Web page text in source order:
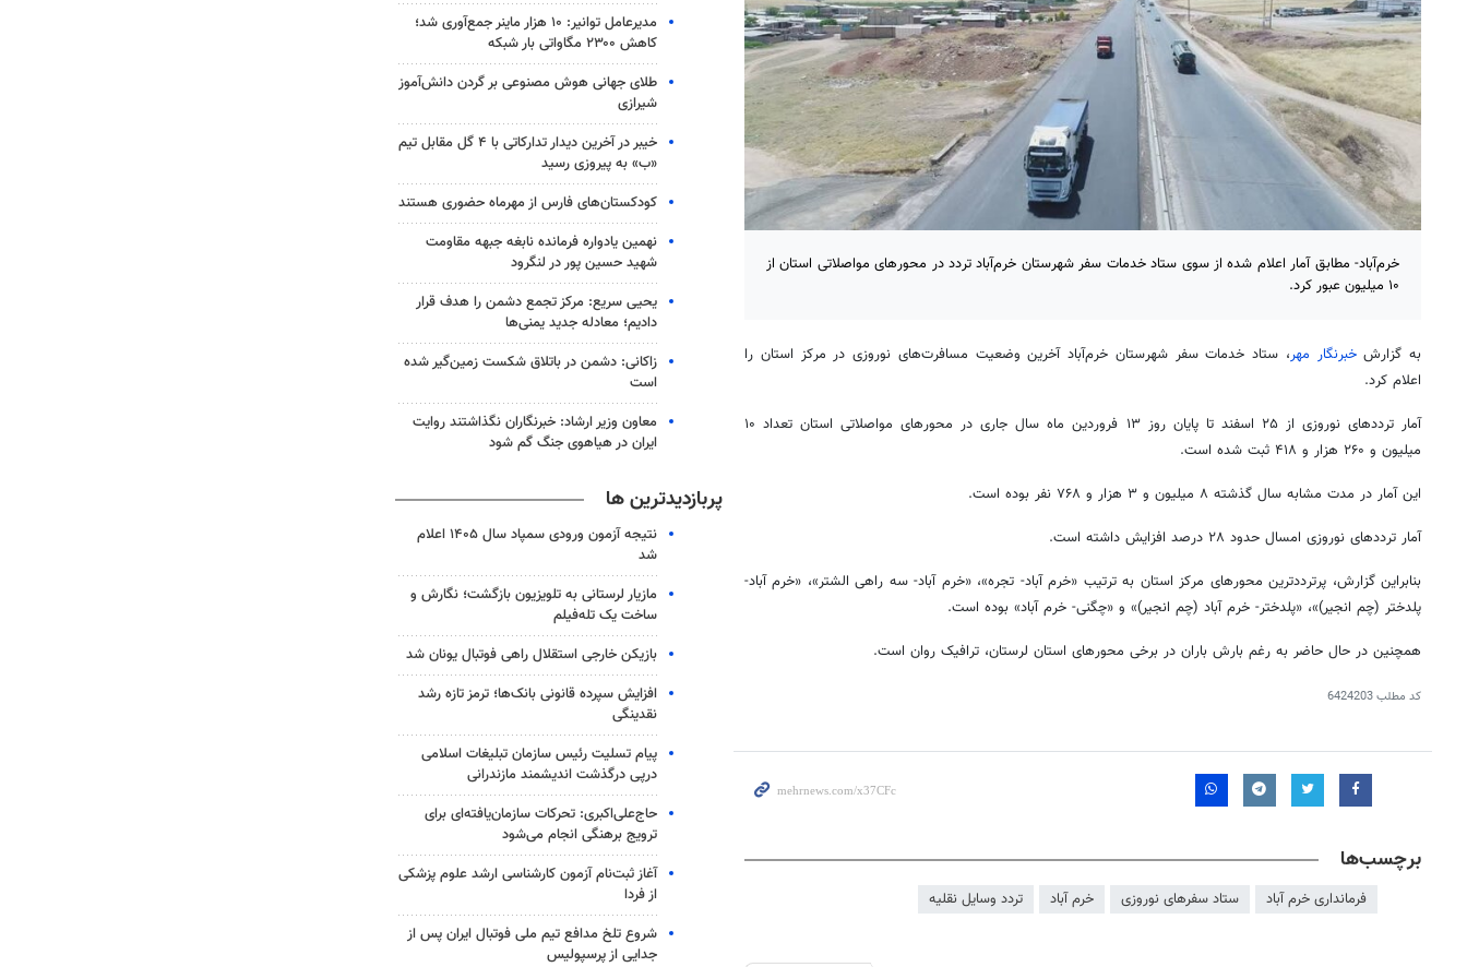
خرم‌آباد- مطابق آمار اعلام شده از سوی ستاد خدمات سفر شهرستان خرم‌آباد تردد در محورهای مواصلاتی استان از
۱۰ میلیون عبور کرد.
به گزارشخبرنگار مهر، ستاد خدمات سفر شهرستان خرم‌آباد آخرین وضعیت مسافرت‌های نوروزی در مرکز استان را
اعلام کرد.
آمار ترددهای نوروزی از ۲۵ اسفند تا پایان روز ۱۳ فروردین ماه سال جاری در محورهای مواصلاتی استان تعداد ۱۰
میلیون و ۲۶۰ هزار و ۴۱۸ ثبت شده است.
این آمار در مدت مشابه سال گذشته ۸ میلیون و ۳ هزار و ۷۶۸ نفر بوده است.
آمار ترددهای نوروزی امسال حدود ۲۸ درصد افزایش داشته است.
بنابراین گزارش، پرترددترین محورهای مرکز استان به ترتیب «خرم آباد- تجره»، «خرم آباد- سه راهی الشتر»، «خرم آباد-
پلدختر (چم انجیر)»، «پلدختر- خرم آباد (چم انجیر)» و «چگنی- خرم آباد» بوده است.
همچنین در حال حاضر به رغم بارش باران در برخی محورهای استان لرستان، ترافیک روان است.
کد مطلب6424203
برچسب‌ها
فرمانداری خرم آباد ستاد سفرهای نوروزی خرم آباد تردد وسایل نقلیه
مدیرعامل توانیر: ۱۰ هزار ماینر جمع‌آوری شد؛
کاهش ۲۳۰۰ مگاواتی بار شبکه
طلای جهانی هوش مصنوعی بر گردن دانش‌آموز
شیرازی
خیبر در آخرین دیدار تدارکاتی با ۴ گل مقابل تیم
«ب» به پیروزی رسید
کودکستان‌های فارس از مهرماه حضوری هستند
نهمین یادواره فرمانده نابغه جبهه مقاومت
شهید حسین پور در لنگرود
یحیی سریع: مرکز تجمع دشمن را هدف قرار
دادیم؛ معادله جدید یمنی‌ها
زاکانی: دشمن در باتلاق شکست زمین‌گیر شده
است
معاون وزیر ارشاد: خبرنگاران نگذاشتند روایت
ایران در هیاهوی جنگ گم شود
پربازدیدترین ها
نتیجه آزمون ورودی سمپاد سال ۱۴۰۵ اعلام
شد
مازیار لرستانی به تلویزیون بازگشت؛ نگارش و
ساخت یک تله‌فیلم
بازیکن خارجی استقلال راهی فوتبال یونان شد
افزایش سپرده قانونی بانک‌ها؛ ترمز تازه رشد
نقدینگی
پیام تسلیت رئیس سازمان تبلیغات اسلامی
درپی درگذشت اندیشمند مازندرانی
حاج‌علی‌اکبری: تحرکات سازمان‌یافته‌ای برای
ترویج برهنگی انجام می‌شود
آغاز ثبت‌نام‌ آزمون کارشناسی ارشد علوم پزشکی
از فردا
شروع تلخ مدافع تیم ملی فوتبال ایران پس از
جدایی از پرسپولیس